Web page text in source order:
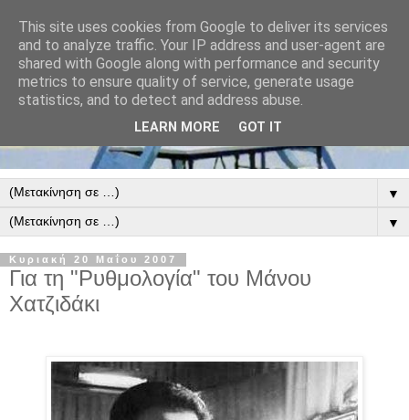
▼
▼
Κυριακή 20 Μαΐου 2007
Για τη "Ρυθμολογία" του Μάνου
Χατζιδάκι
This site uses cookies from Google to deliver its services
and to analyze traffic. Your IP address and user-agent are
shared with Google along with performance and security
metrics to ensure quality of service, generate usage
statistics, and to detect and address abuse.
LEARN MORE GOT IT